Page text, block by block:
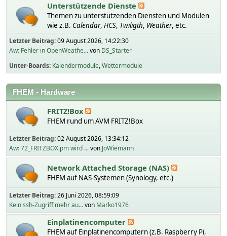
Unterstützende Dienste
Themen zu unterstützenden Diensten und Modulen
wie z.B. Calendar, HCS, Twiligth, Weather, etc.
Letzter Beitrag:09 August 2026, 14:22:30
Aw: Fehler in OpenWeathe...von DS_Starter
Unter-Boards Kalendermodule Wettermodule
FHEM - Hardware
FRITZ!Box
FHEM rund um AVM FRITZ!Box
Letzter Beitrag:02 August 2026, 13:34:12
Aw: 72_FRITZBOX.pm wird ...von JoWiemann
Network Attached Storage (NAS)
FHEM auf NAS-Systemen (Synology, etc.)
Letzter Beitrag:26 Juni 2026, 08:59:09
Kein ssh-Zugriff mehr au...von Marko1976
Einplatinencomputer
FHEM auf Einplatinencomputern (z.B. Raspberry Pi,